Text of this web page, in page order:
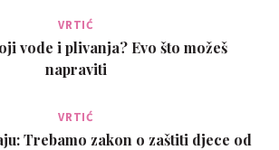
VRTIĆ
vode i plivanja? Evo što možeš
napraviti
VRTIĆ
Trebamo zakon o zaštiti djece od